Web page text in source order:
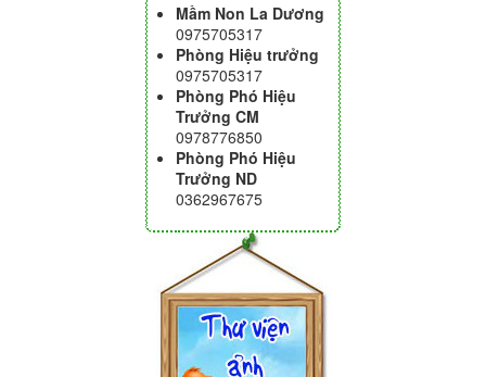
Mầm Non La Dương
0975705317
Phòng Hiệu trưởng
0975705317
Phòng Phó Hiệu
Trưởng CM
0978776850
Phòng Phó Hiệu
Trưởng ND
0362967675